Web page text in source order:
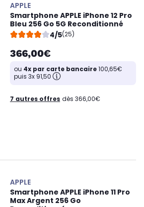
APPLE
Smartphone APPLE iPhone 12 Pro
Bleu 256 Go 5G Reconditionné
4/5(25)
366,00€
ou 4x par carte bancaire100,65€
puis 3x 91,50
7 autres offres dès 366,00€
APPLE
Smartphone APPLE iPhone 11 Pro
Max Argent 256 Go